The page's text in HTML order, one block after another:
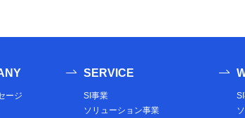
ージ
SERVICE
SI事業
ソリューション事業